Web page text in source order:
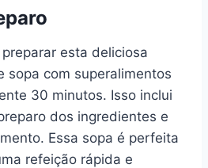
esta deliciosa
sopa com superalimentos
30 minutos. Isso inclui
dos ingredientes e
Essa sopa é perfeita
refeição rápida e